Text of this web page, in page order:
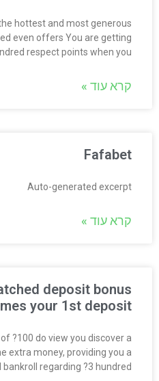
hottest and most generous
even offers You are getting
respect points when you
קרא עוד »
Fafabet
Auto-generated excerpt
קרא עוד »
deposit bonus
your 1st deposit
?100 do view you discover a
extra money, providing you a
regarding ?3 hundred.